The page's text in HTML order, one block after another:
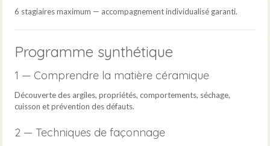
6 stagiaires maximum — accompagnement individualisé garanti.
Programme synthétique
1 — Comprendre la matière céramique
Découverte des argiles, propriétés, comportements, séchage,
cuisson et prévention des défauts.
2 — Techniques de façonnage